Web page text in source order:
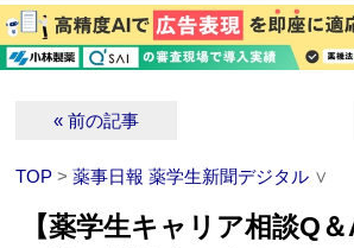
« 前の記事
TOP >薬事日報 薬学生新聞デジタル ∨
【薬学生キャリア相談Q